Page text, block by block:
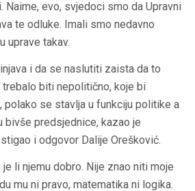
Naime, evo, svjedoci smo da Upravni
te odluke. Imali smo nedavno
uprave takav.
i da se naslutiti zaista da to
biti nepolitično, koje bi
polako se stavlja u funkciju politike a
bivše predsjednice, kazao je
i odgovor Dalije Orešković.
li njemu dobro. Nije znao niti moje
mu ni pravo, matematika ni logika.